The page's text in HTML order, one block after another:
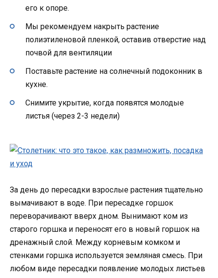
его к опоре.
Мы рекомендуем накрыть растение
полиэтиленовой пленкой, оставив отверстие над
почвой для вентиляции
Поставьте растение на солнечный подоконник в
кухне.
Снимите укрытие, когда появятся молодые
листья (через 2-3 недели)
За день до пересадки взрослые растения тщательно
вымачивают в воде. При пересадке горшок
переворачивают вверх дном. Вынимают ком из
старого горшка и переносят его в новый горшок на
дренажный слой. Между корневым комком и
стенками горшка используется земляная смесь. При
любом виде пересадки появление молодых листьев